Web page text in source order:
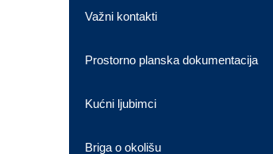
Važni kontakti
Prostorno planska dokumentacija
Kućni ljubimci
Briga o okolišu